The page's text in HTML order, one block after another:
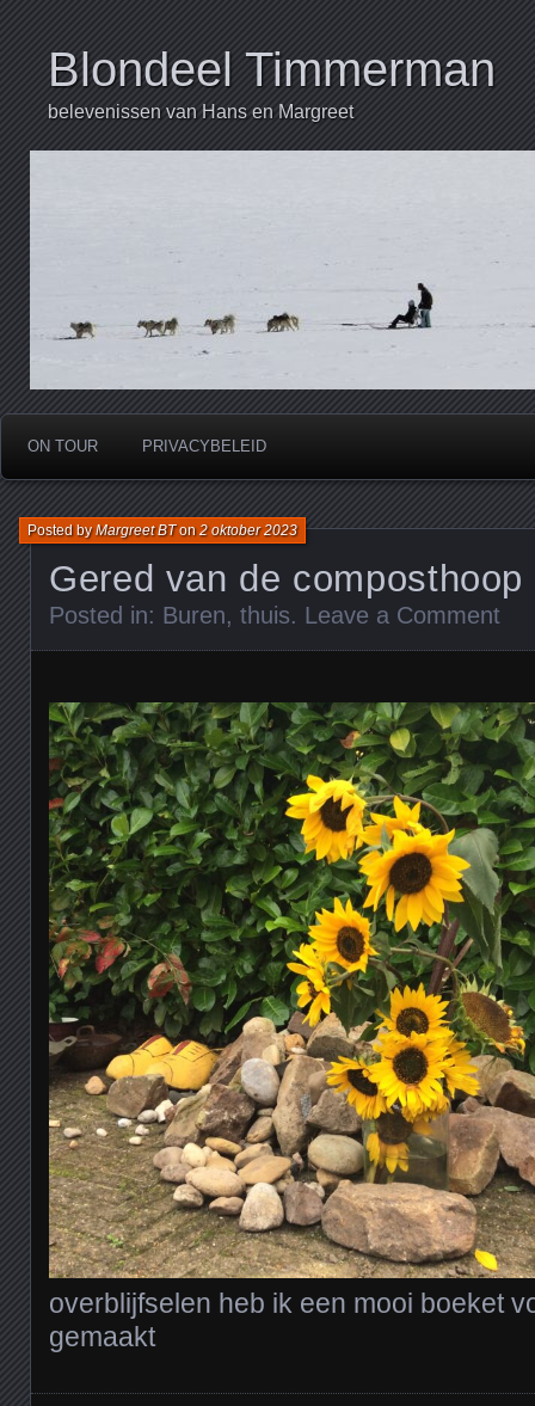
Blondeel Timmerman
belevenissen van Hans en Margreet
ON TOUR PRIVACYBELEID
Gered van de composthoop
Posted byMargreet BTon2 oktober 2023
Posted in: Buren, thuis. Leave a Comment
overblijfselen heb ik een mooi boeket
gemaakt